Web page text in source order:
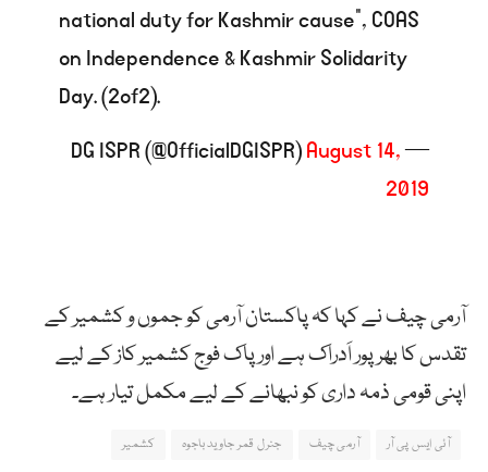
national duty for Kashmir cause”, COAS
on Independence & Kashmir Solidarity
Day. (2of2).
— DG ISPR (@OfficialDGISPR)
August 14,
2019
آرمی چیف نے کہا کہ پاکستان آرمی کو جموں و کشمیر کے
تقدس کا بھرپور اَدراک ہے اور پاک فوج کشمیر کاز کے لیے
اپنی قومی ذمہ داری کو نبھانے کے لیے مکمل تیار ہے۔
آئی ایس پی آر آرمی چیف جنرل قمر جاوید باجوہ کشمیر